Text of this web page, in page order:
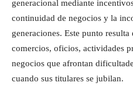
generacional mediante
continuidad de negocios y la
generaciones. Este punto
comercios, oficios, actividades
negocios que afrontan
cuando sus titulares se jubilan.